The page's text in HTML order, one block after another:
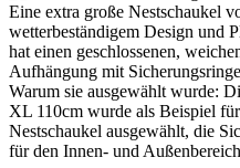
Eine extra große Nestschaukel
wetterbeständigem Design und
hat einen geschlossenen,
Aufhängung mit
Warum sie ausgewählt wurde:
XL 110cm wurde als Beispiel
Nestschaukel ausgewählt, die
für den Innen- und